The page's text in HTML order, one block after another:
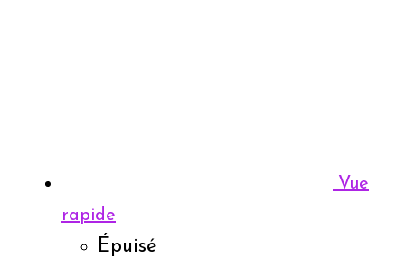
Vue
rapide
Épuisé